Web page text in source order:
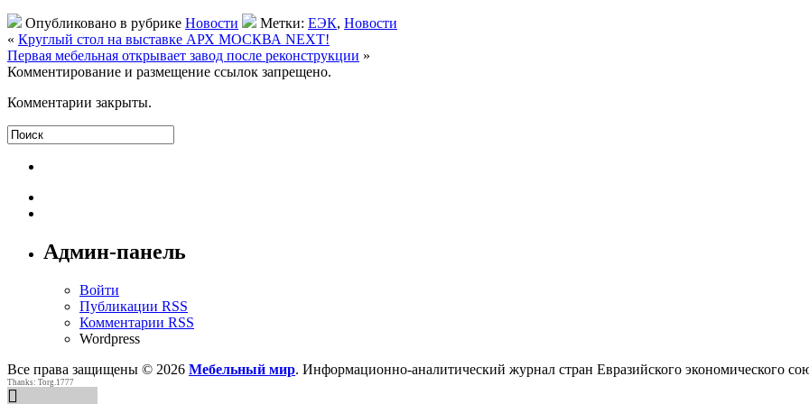
Опубликовано в рубрике Новости Метки: ЕЭК, Новости
« Круглый стол на выставке АРХ МОСКВА NEXT!
Первая мебельная открывает завод после реконструкции »
Комментирование и размещение ссылок запрещено.
Комментарии закрыты.
Админ-панель
Войти
Публикации RSS
Комментарии RSS
Wordpress
Все права защищены © 2026 Мебельный мир. Информационно-аналитический журнал стран Евразийского экономического
Thanks: Torg.1777